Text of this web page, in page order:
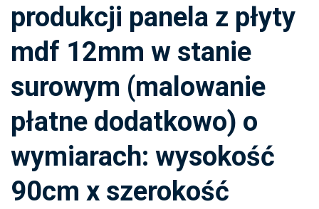
produkcji panela z płyty
mdf 12mm w stanie
surowym (malowanie
płatne dodatkowo) o
wymiarach: wysokość
90cm x szerokość